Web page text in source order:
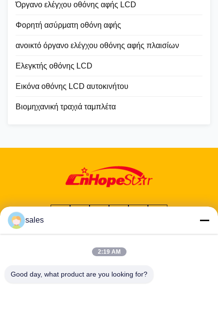
Όργανο ελέγχου οθόνης αφής LCD
Φορητή ασύρματη οθόνη αφής
ανοικτό όργανο ελέγχου οθόνης αφής πλαισίων
Ελεγκτής οθόνης LCD
Εικόνα οθόνης LCD αυτοκινήτου
Βιομηχανική τραχιά ταμπλέτα
Yuanfen, υποπεριφέρεια Dalang, περιοχή Longhua, Shenzhen,
Τηλ:86-13424296897
sales
2:19 AM
Good day, what product are you looking for?